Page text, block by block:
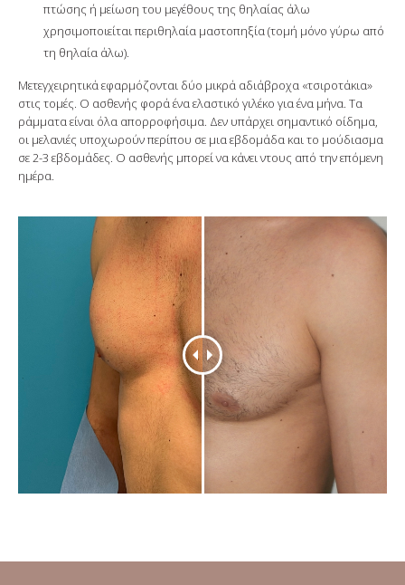
πτώσης ή μείωση του μεγέθους της θηλαίας άλω
χρησιμοποιείται περιθηλαία μαστοπηξία (τομή μόνο γύρω από
τη θηλαία άλω).
Μετεγχειρητικά εφαρμόζονται δύο μικρά αδιάβροχα «τσιροτάκια»
στις τομές. Ο ασθενής φορά ένα ελαστικό γιλέκο για ένα μήνα. Τα
ράμματα είναι όλα απορροφήσιμα. Δεν υπάρχει σημαντικό οίδημα,
οι μελανιές υποχωρούν περίπου σε μια εβδομάδα και το μούδιασμα
σε 2-3 εβδομάδες. Ο ασθενής μπορεί να κάνει ντους από την επόμενη
ημέρα.